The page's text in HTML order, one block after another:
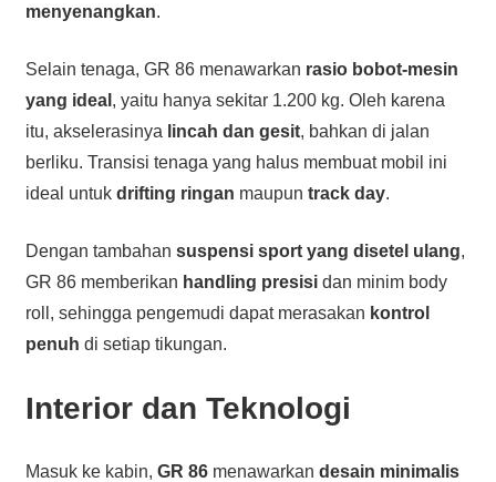
menyenangkan.
Selain tenaga, GR 86 menawarkan rasio bobot-mesin
yang ideal , yaitu hanya sekitar 1.200 kg. Oleh karena
itu, akselerasinya lincah dan gesit, bahkan di jalan
berliku. Transisi tenaga yang halus membuat mobil ini
ideal untuk drifting ringan maupun track day.
Dengan tambahan suspensi sport yang disetel ulang,
GR 86 memberikan handling presisidan minim body
roll, sehingga pengemudi dapat merasakan kontrol
penuh di setiap tikungan.
Interior dan Teknologi
Masuk ke kabin, GR 86menawarkan desain minimalis